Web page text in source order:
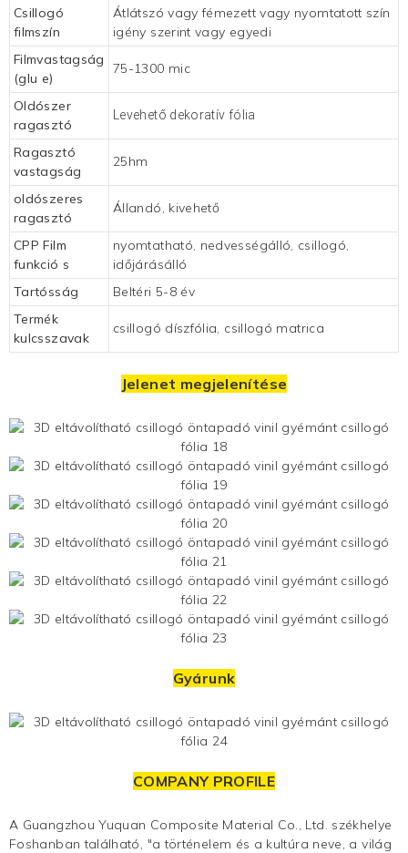
Csillogó
filmszín
Átlátszó vagy fémezett vagy nyomtatott szín
igény szerint vagy egyedi
Filmvastagság
(glu e)
75-1300 mic
Oldószer
ragasztó
Levehető dekoratív fólia
Ragasztó
vastagság
25hm
oldószeres
ragasztó
Állandó, kivehető
CPP Film
funkció s
nyomtatható, nedvességálló, csillogó,
időjárásálló
Tartósság
Beltéri 5-8 év
Termék
kulcsszavak
csillogó díszfólia, csillogó matrica
Jelenet megjelenítése
Gyárunk
COMPANY PROFILE
A Guangzhou Yuquan Composite Material Co., Ltd. székhelye
Foshanban található, "a történelem és a kultúra neve, a világ